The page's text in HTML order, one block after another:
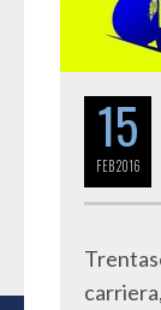
15
FEB2016